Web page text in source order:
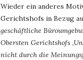
Wieder ein anderes
Gerichtshofs in Bezug
geschäftliche
Obersten Gerichtshofs
nicht durch die